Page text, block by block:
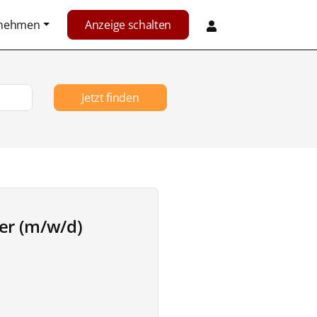
Anzeige schalten
Jetzt finden
(m/w/d)